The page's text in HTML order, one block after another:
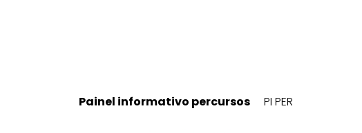
Painel informativo percursos PI PER